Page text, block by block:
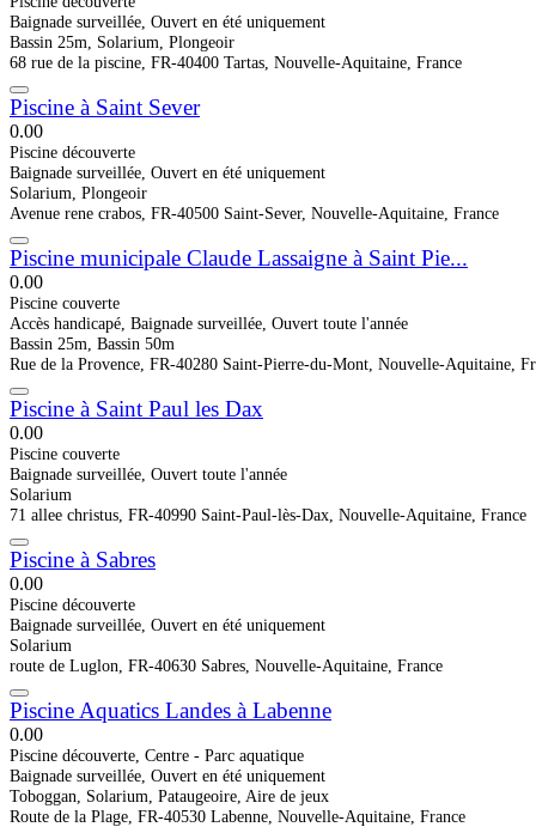
Baignade surveillée, Ouvert en été uniquement
Bassin 25m, Solarium, Plongeoir
68 rue de la piscine, FR-40400 Tartas, Nouvelle-Aquitaine, France
Piscine à Saint Sever
0.00
Piscine découverte
Baignade surveillée, Ouvert en été uniquement
Solarium, Plongeoir
Avenue rene crabos, FR-40500 Saint-Sever, Nouvelle-Aquitaine, France
Piscine municipale Claude Lassaigne à Saint Pie...
0.00
Piscine couverte
Accès handicapé, Baignade surveillée, Ouvert toute l'année
Bassin 25m, Bassin 50m
Rue de la Provence, FR-40280 Saint-Pierre-du-Mont, Nouvelle-Aquitaine,
Piscine à Saint Paul les Dax
0.00
Piscine couverte
Baignade surveillée, Ouvert toute l'année
Solarium
71 allee christus, FR-40990 Saint-Paul-lès-Dax, Nouvelle-Aquitaine, France
Piscine à Sabres
0.00
Piscine découverte
Baignade surveillée, Ouvert en été uniquement
Solarium
route de Luglon, FR-40630 Sabres, Nouvelle-Aquitaine, France
Piscine Aquatics Landes à Labenne
0.00
Piscine découverte, Centre - Parc aquatique
Baignade surveillée, Ouvert en été uniquement
Toboggan, Solarium, Pataugeoire, Aire de jeux
Route de la Plage, FR-40530 Labenne, Nouvelle-Aquitaine, France